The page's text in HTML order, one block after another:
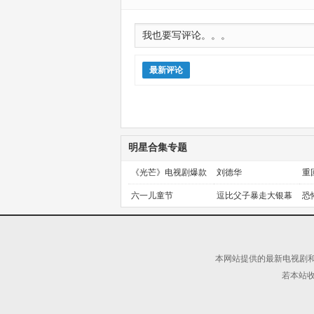
最新评论
明星合集专题
《光芒》电视剧爆款
预定！
刘德华 重
金
六一儿童节 逗比父子暴走大银幕 恐
本网站提供的最新电视剧
若本站